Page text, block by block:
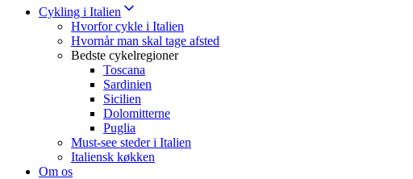
Cykling i Italien
Hvorfor cykle i Italien
Hvornår man skal tage afsted
Bedste cykelregioner
Toscana
Sardinien
Sicilien
Dolomitterne
Puglia
Must-see steder i Italien
Italiensk køkken
Om os